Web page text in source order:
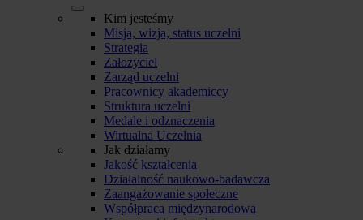
Kim jesteśmy
Misja, wizja, status uczelni
Strategia
Założyciel
Zarząd uczelni
Pracownicy akademiccy
Struktura uczelni
Medale i odznaczenia
Wirtualna Uczelnia
Jak działamy
Jakość kształcenia
Działalność naukowo-badawcza
Zaangażowanie społeczne
Współpraca międzynarodowa